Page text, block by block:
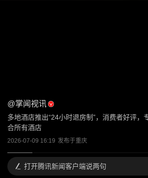
@掌闻视讯
多地酒店推出“24小时退房制”，消费者好评，
合所有酒店
2026-07-09 16:19 发布于重庆
打开腾讯新闻客户端说两句